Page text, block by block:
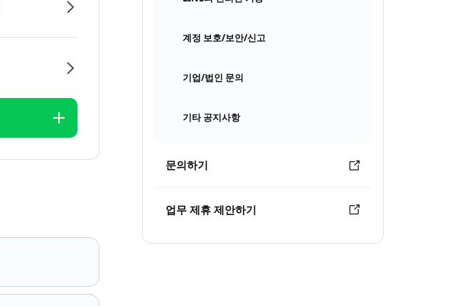
계정 보호/보안/신고
기업/법인 문의
기타 공지사항
문의하기
업무 제휴 제안하기